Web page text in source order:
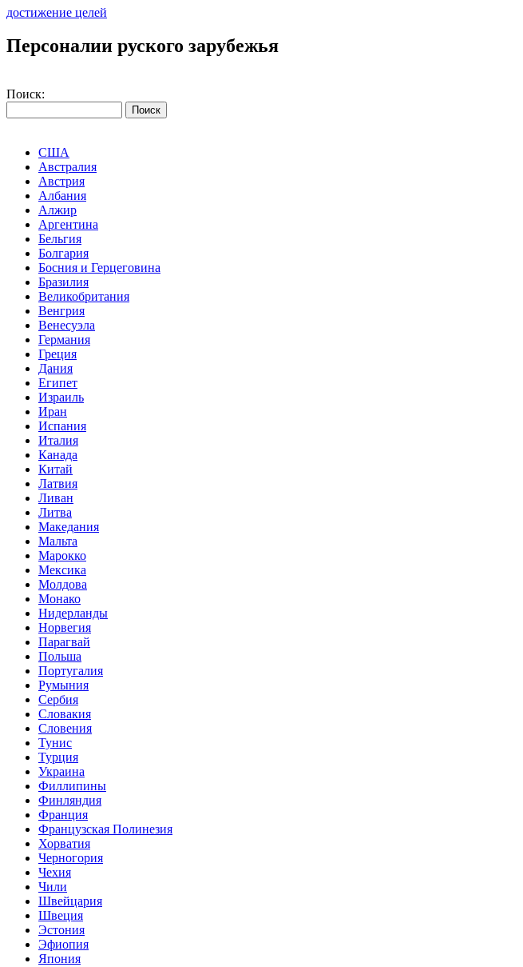
достижение целей
Персоналии руского зарубежья
Поиск:
США
Австралия
Австрия
Албания
Алжир
Аргентина
Бельгия
Болгария
Босния и Герцеговина
Бразилия
Великобритания
Венгрия
Венесуэла
Германия
Греция
Дания
Египет
Израиль
Иран
Испания
Италия
Канада
Китай
Латвия
Ливан
Литва
Македания
Мальта
Марокко
Мексика
Молдова
Монако
Нидерланды
Норвегия
Парагвай
Польша
Португалия
Румыния
Сербия
Словакия
Словения
Тунис
Турция
Украина
Филлипины
Финляндия
Франция
Французская Полинезия
Хорватия
Черногория
Чехия
Чили
Швейцария
Швеция
Эстония
Эфиопия
Япония